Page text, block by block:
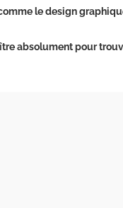
le design
absolument pour